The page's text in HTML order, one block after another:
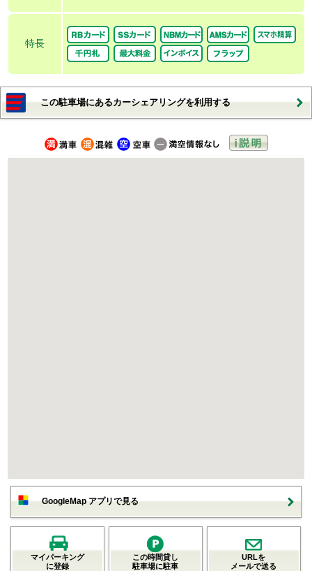
特長
この駐車場にあるカーシェアリングを利用する
GoogleMap アプリで見る
マイパーキング
に登録
この時間貸し
駐車場に駐車
URLを
メールで送る